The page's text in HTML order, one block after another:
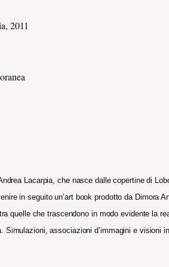
2011
Lacarpia, che nasce dalle copertine di
in seguito un’art book prodotto da Dimora
quelle che trascendono in modo evidente la
associazioni d’immagini e visioni